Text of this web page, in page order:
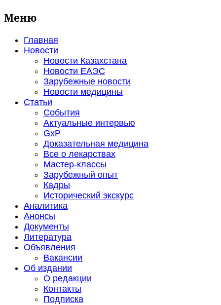
Меню
Главная
Новости
Новости Казахстана
Новости ЕАЭС
Зарубежные новости
Новости медицины
Статьи
События
Актуальные интервью
GxP
Доказательная медицина
Все о лекарствах
Мастер-классы
Зарубежный опыт
Кадры
Исторический экскурс
Аналитика
Анонсы
Документы
Литература
Объявления
Вакансии
Об издании
О редакции
Контакты
Подписка